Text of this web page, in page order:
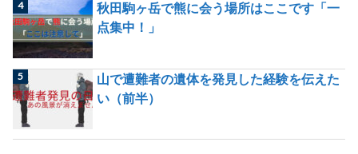
秋田駒ヶ岳で熊に会う場所はここです「一
点集中！」
山で遭難者の遺体を発見した経験を伝えた
い（前半）